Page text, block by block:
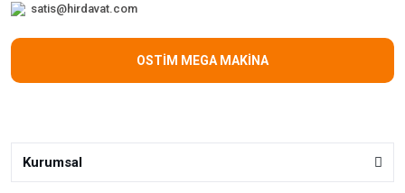
satis@hirdavat.com
OSTİM MEGA MAKİNA
Kurumsal